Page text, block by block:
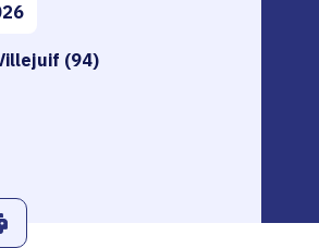
(94)
le presse-papier